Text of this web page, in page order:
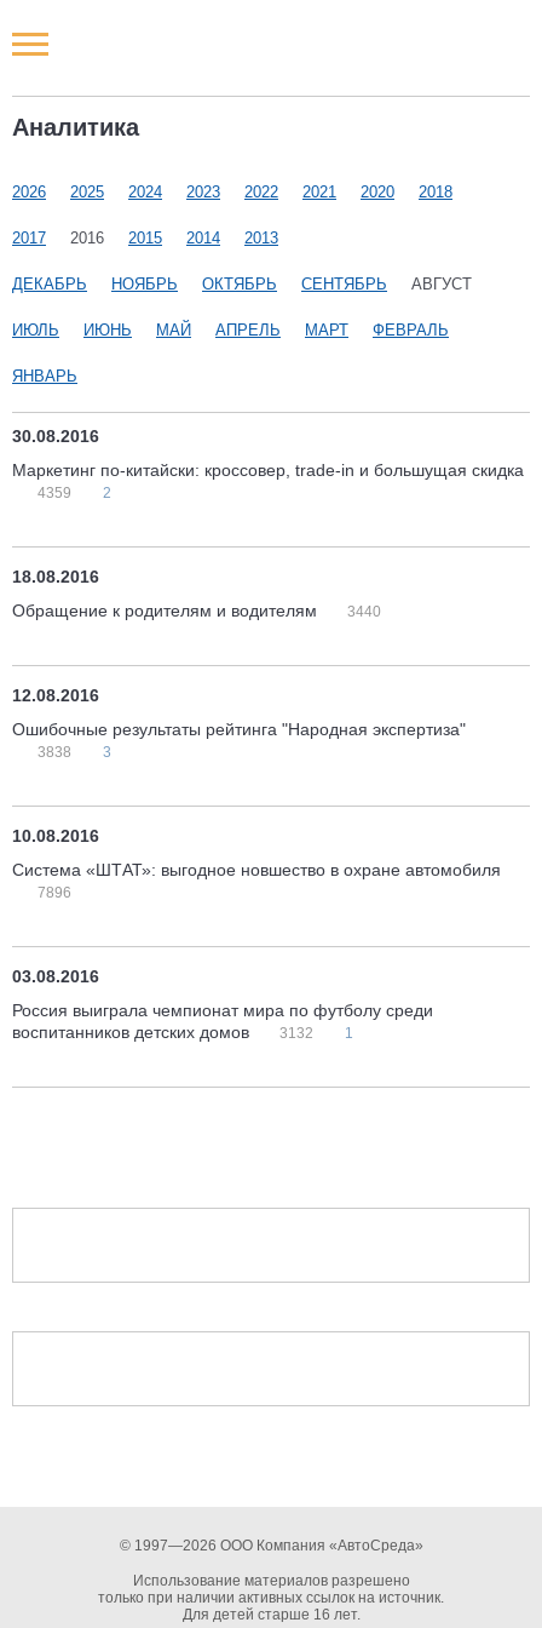
Аналитика
2026 2025 2024 2023 2022 2021 2020 2018
2017 2016 2015 2014 2013
ДЕКАБРЬ НОЯБРЬ ОКТЯБРЬ СЕНТЯБРЬ АВГУСТ
ИЮЛЬ ИЮНЬ МАЙ АПРЕЛЬ МАРТ ФЕВРАЛЬ
ЯНВАРЬ
30.08.2016
Маркетинг по-китайски: кроссовер, trade-in и большущая скидка
4359 2
18.08.2016
Обращение к родителям и водителям
3440
12.08.2016
Ошибочные результаты рейтинга "Народная экспертиза"
3838 3
10.08.2016
Система «ШТАТ»: выгодное новшество в охране автомобиля
7896
03.08.2016
Россия выиграла чемпионат мира по футболу среди
воспитанников детских домов
3132 1
© 1997—2026 ООО Компания «АвтоСреда»
Использование материалов разрешено
только при наличии активных ссылок на источник.
Для детей старше 16 лет.
Новости РФ
Наши мероприятия
Статьи